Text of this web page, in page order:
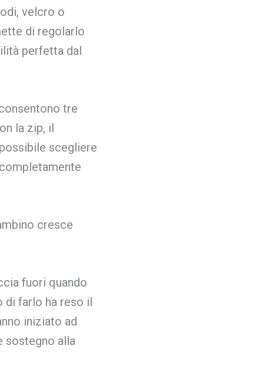
velcro o
di regolarlo
perfetta dal
tre
la zip, il
scegliere
cresce
fuori quando
di farlo ha reso il
iniziato ad
sostegno alla